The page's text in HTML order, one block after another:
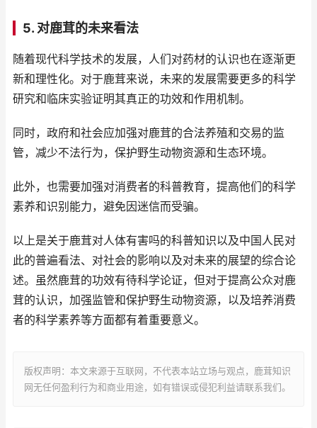
5. 对鹿茸的未来看法
随着现代科学技术的发展，人们对药材的认识也在逐渐更
新和理性化。对于鹿茸来说，未来的发展需要更多的科学
研究和临床实验证明其真正的功效和作用机制。
同时，政府和社会应加强对鹿茸的合法养殖和交易的监
管，减少不法行为，保护野生动物资源和生态环境。
此外，也需要加强对消费者的科普教育，提高他们的科学
素养和识别能力，避免因迷信而受骗。
以上是关于鹿茸对人体有害吗的科普知识以及中国人民对
此的普遍看法、对社会的影响以及对未来的展望的综合论
述。虽然鹿茸的功效有待科学论证，但对于提高公众对鹿
茸的认识，加强监管和保护野生动物资源，以及培养消费
者的科学素养等方面都有着重要意义。
版权声明：本文来源于互联网，不代表本站立场与观点，鹿茸知识
网无任何盈利行为和商业用途，如有错误或侵犯利益请联系我们。